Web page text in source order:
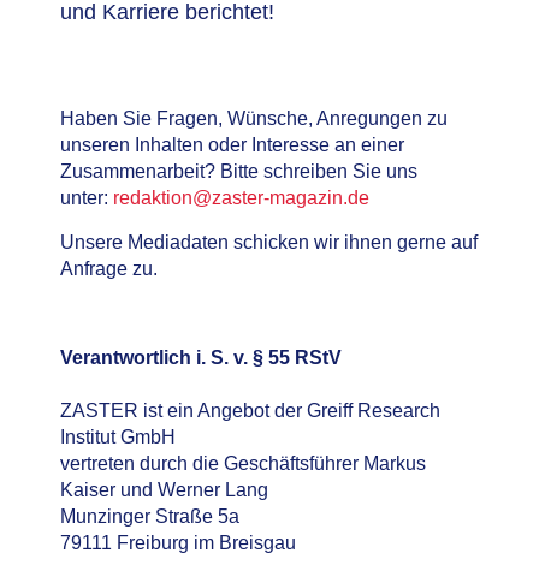
und Karriere berichtet!
Haben Sie Fragen, Wünsche, Anregungen zu
unseren Inhalten oder Interesse an einer
Zusammenarbeit? Bitte schreiben Sie uns
unter: redaktion@zaster-magazin.de
Unsere Mediadaten schicken wir ihnen gerne auf
Anfrage zu.
Verantwortlich i. S. v. § 55 RStV
ZASTER ist ein Angebot der Greiff Research
Institut GmbH
vertreten durch die Geschäftsführer Markus
Kaiser und Werner Lang
Munzinger Straße 5a
79111 Freiburg im Breisgau